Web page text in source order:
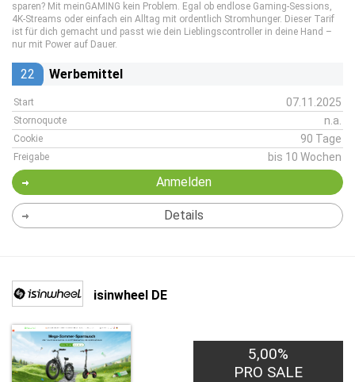
sparen? Mit meinGAMING kein Problem. Egal ob endlose Gaming-Sessions,
4K-Streams oder einfach ein Alltag mit ordentlich Stromhunger. Dieser Tarif
ist für dich gemacht und passt wie dein Lieblingscontroller in deine Hand –
nur mit Power auf Dauer.
22 Werbemittel
Start 07.11.2025
Stornoquote n.a.
Cookie 90 Tage
Freigabe bis 10 Wochen
Anmelden
Details
isinwheel DE
5,00%
PRO SALE